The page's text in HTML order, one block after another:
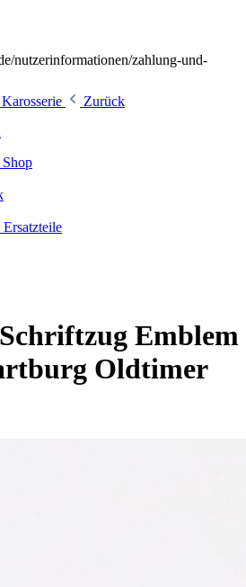
nutzerinformationen/zahlung-und-
Karosserie
Zurück
Emblem
Oldtimer